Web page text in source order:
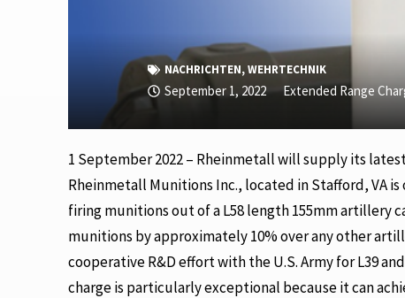
NACHRICHTEN,WEHRTECHNIK
September 1, 2022 Extended Range
1 September 2022 – Rheinmetall will supply its
Rheinmetall Munitions Inc., located in Stafford, VA
firing munitions out of a L58 length 155mm artillery
munitions by approximately 10% over any other
cooperative R&D effort with the U.S. Army for L39
charge is particularly exceptional because it can